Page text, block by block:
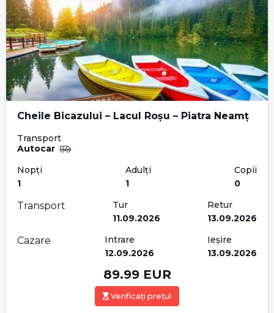
Cheile Bicazului – Lacul Roșu – Piatra Neamț
Transport
Autocar
Nopți
1
Adulți
1
Copii
0
Transport
Tur
11.09.2026
Retur
13.09.2026
Cazare
Intrare
12.09.2026
Ieșire
13.09.2026
89.99EUR
Verificați prețul